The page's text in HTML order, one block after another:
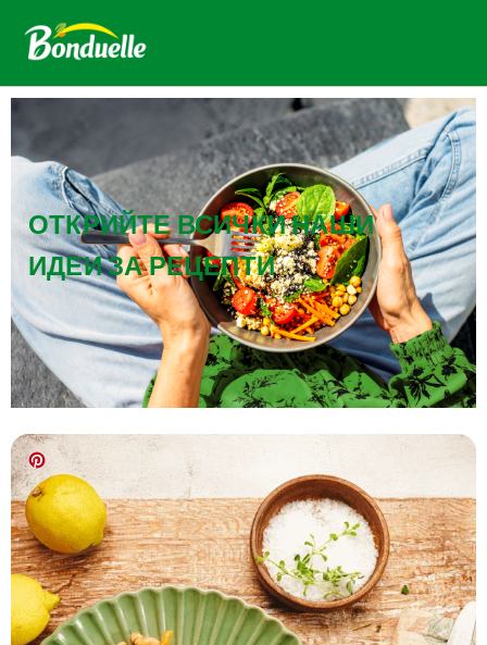
ОТКРИЙТЕ ВСИЧКИ НАШИ
ИДЕИ ЗА РЕЦЕПТИ